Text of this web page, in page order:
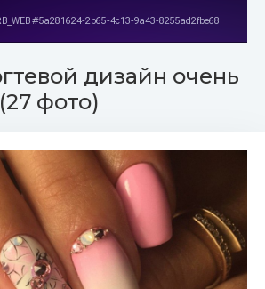
дизайн очень
фото)